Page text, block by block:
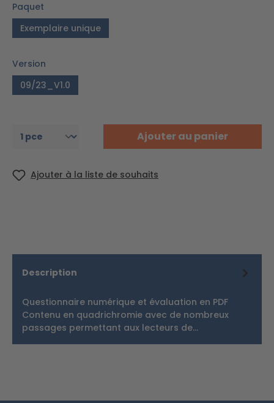
Paquet
Exemplaire unique
Version
09/23_V1.0
Ajouter au panier
Ajouter à la liste de souhaits
Description
Questionnaire numérique et évaluation en PDF
Contenu en quadrichromie avec de nombreux
passages permettant aux lecteurs de…